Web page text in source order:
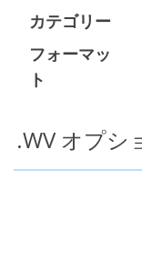
カテゴリー
フォーマッ
ト
.WV オプシ